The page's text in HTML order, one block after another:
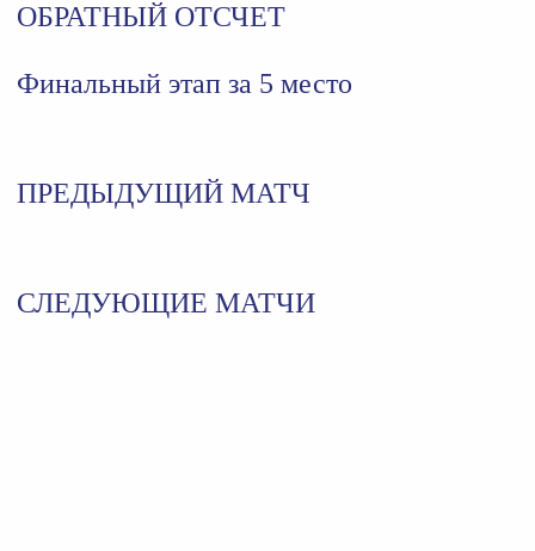
ОБРАТНЫЙ ОТСЧЕТ
Финальный этап за 5 место
ПРЕДЫДУЩИЙ МАТЧ
СЛЕДУЮЩИЕ МАТЧИ